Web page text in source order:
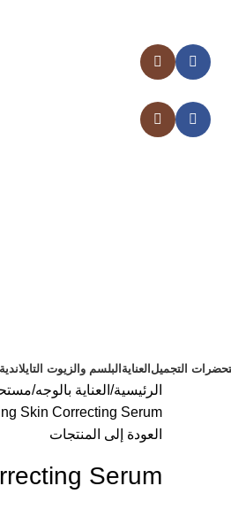
التجميل العناية البلسم والزيوت التايلاندية
الرئيسية العناية بالوجه
Skin Correcting Serum
العودة إلى المنتجات
Serum